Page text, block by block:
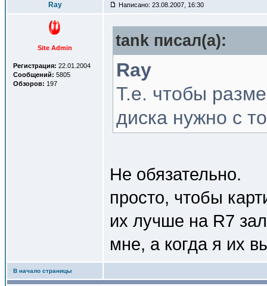
Ray Написано: 23.08.2007, 16:30
Site Admin
Регистрация: 22.01.2004
Сообщений: 5805
Обзоров: 197
tank писал(a):
Ray
Т.е. чтобы
диска нужно с
Не обязательно.
просто, чтобы
их лучше на R7
мне, а когда я их
В начало страницы